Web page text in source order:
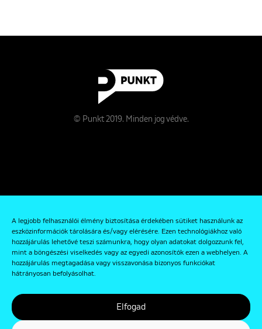
A legjobb felhasználói élmény biztosítása érdekében sütiket használunk az
eszközinformációk tárolására és/vagy elérésére. Ezen technológiákhoz való
hozzájárulás lehetővé teszi számunkra, hogy olyan adatokat dolgozzunk fel,
mint a böngészési viselkedés vagy az egyedi azonosítók ezen a webhelyen. A
hozzájárulás megtagadása vagy visszavonása bizonyos funkciókat
hátrányosan befolyásolhat.
Elfogad
© Punkt 2019. Minden jog védve.
Kapcsolat
Adatkezelési és Adatvédelmi Szabályzat